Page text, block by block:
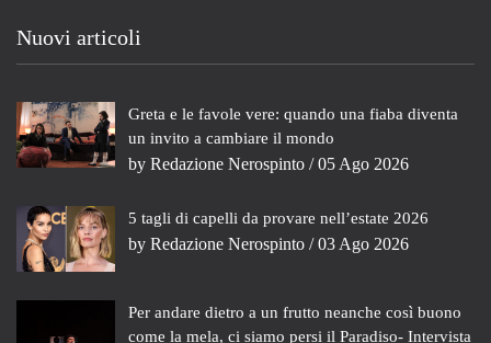
Nuovi articoli
Greta e le favole vere: quando una fiaba diventa
un invito a cambiare il mondo
by Redazione Nerospinto / 05 Ago 2026
5 tagli di capelli da provare nell’estate 2026
by Redazione Nerospinto / 03 Ago 2026
Per andare dietro a un frutto neanche così buono
come la mela, ci siamo persi il Paradiso- Intervista